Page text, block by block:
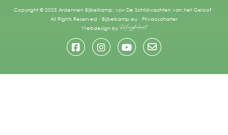
Copyright © 2025 Ardennen Bijbelkamp; vzw De Schildwachten van het Geloof ·
All Rights Reserved · Bijbelkamp.eu · Privacycharter
Webdesign by RHuyghebaert